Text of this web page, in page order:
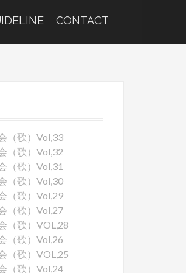
CONTACT
（歌）Vol,33
（歌）Vol,32
（歌）Vol,31
（歌）Vol,30
（歌）Vol,29
（歌）Vol,27
（歌）VOL,28
（歌）Vol,26
（歌）VOL,25
（歌）Vol,24